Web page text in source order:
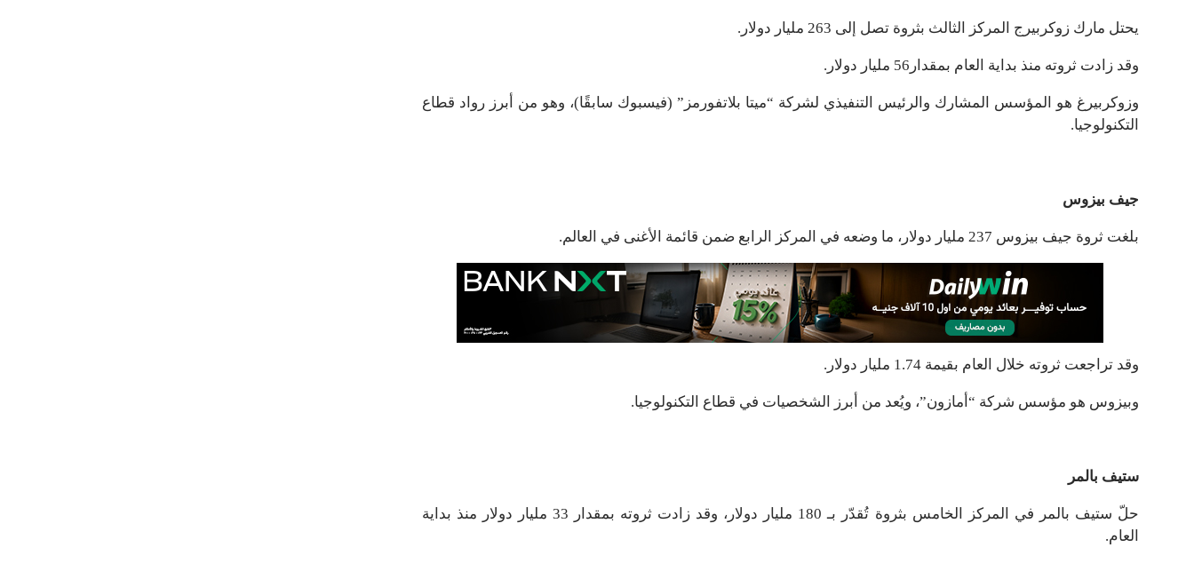
يحتل مارك زوكربيرج المركز الثالث بثروة تصل إلى 263 مليار دولار.
وقد زادت ثروته منذ بداية العام بمقدار56 مليار دولار.
وزوكربيرغ هو المؤسس المشارك والرئيس التنفيذي لشركة “ميتا بلاتفورمز” (فيسبوك سابقًا)، وهو من أبرز رواد قطاع
التكنولوجيا.
جيف بيزوس
بلغت ثروة جيف بيزوس 237 مليار دولار، ما وضعه في المركز الرابع ضمن قائمة الأغنى في العالم.
وقد تراجعت ثروته خلال العام بقيمة 1.74 مليار دولار.
وبيزوس هو مؤسس شركة “أمازون”، ويُعد من أبرز الشخصيات في قطاع التكنولوجيا.
ستيف بالمر
حلّ ستيف بالمر في المركز الخامس بثروة تُقدّر بـ 180 مليار دولار، وقد زادت ثروته بمقدار 33 مليار دولار منذ بداية
العام.